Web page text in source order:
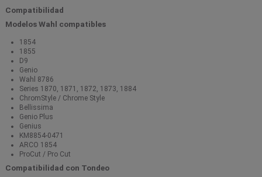
Compatibilidad
Modelos Wahl compatibles
1854
1855
D9
Genio
Wahl 8786
Series 1870, 1871, 1872, 1873, 1884
ChromStyle / Chrome Style
Bellissima
Genio Plus
Genius
KM8854-0471
ARCO 1854
ProCut / Pro Cut
Compatibilidad con Tondeo